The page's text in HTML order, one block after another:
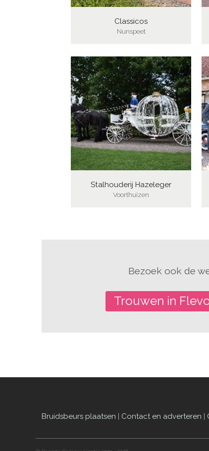
Classicos
Nunspeet
Stalhouderij Hazeleger
Voorthuizen
Bezoek ook de
Trouwen in
Bruidsbeurs plaatsen | Contact en adverteren |